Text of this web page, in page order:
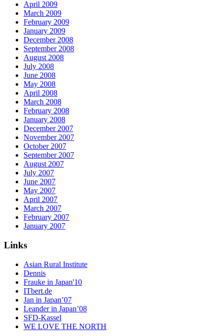
April 2009
March 2009
February 2009
January 2009
December 2008
September 2008
August 2008
July 2008
June 2008
May 2008
April 2008
March 2008
February 2008
January 2008
December 2007
November 2007
October 2007
September 2007
August 2007
July 2007
June 2007
May 2007
April 2007
March 2007
February 2007
January 2007
Links
Asian Rural Institute
Dennis
Frauke in Japan'10
ITbert.de
Jan in Japan’07
Leander in Japan’08
SFD-Kassel
WE LOVE THE NORTH